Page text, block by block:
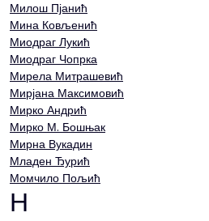
Милош Пјанић
Мина Ковљенић
Миодраг Лукић
Миодраг Чопрка
Мирела Митрашевић
Мирјана Максимовић
Мирко Андрић
Мирко М. Бошњак
Мирна Вукадин
Младен Ђурић
Момчило Пољић
Н